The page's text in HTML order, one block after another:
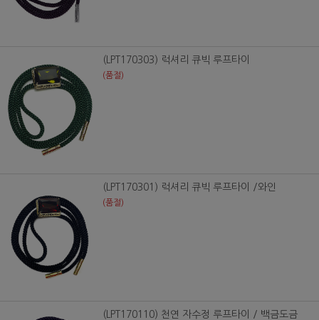
(LPT170303) 럭셔리 큐빅 루프타이
(품절)
(LPT170301) 럭셔리 큐빅 루프타이 /와인
(품절)
(LPT170110) 천연 자수정 루프타이 / 백금도금